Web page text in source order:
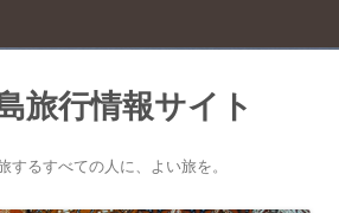
旅行情報サイト
するすべての人に、よい旅を。